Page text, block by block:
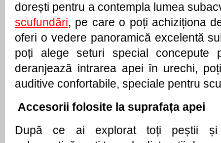
dorești pentru a contempla lumea
scufundări, pe care o poți achiziționa
oferi o vedere panoramică excelentă
poți alege seturi special concepute
deranjează intrarea apei în urechi,
auditive confortabile, speciale pentru
Accesorii folosite la suprafața apei
După ce ai explorat toți peștii și